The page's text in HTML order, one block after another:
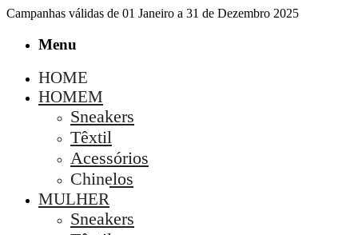
Campanhas válidas de 01 Janeiro a 31 de Dezembro 2025
Menu
HOME
HOMEM
Sneakers
Têxtil
Acessórios
Chinelos
MULHER
Sneakers